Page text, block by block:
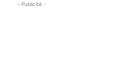
- Publicité -